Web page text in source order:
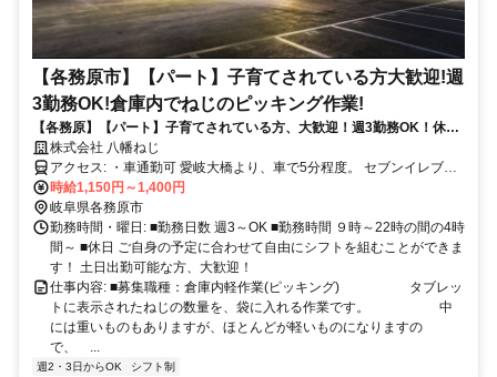
【各務原市】【パート】子育てされている方大歓迎!週
3勤務OK!倉庫内でねじのピッキング作業!
【各務原】【パート】子育てされている方、大歓迎！週3勤務OK！休み
も取りやすい！倉庫内ピッキング作業！
株式会社 八幡ねじ
アクセス: ・車通勤可 愛岐大橋より、車で5分程度。 セブンイレブン
の交差点を右に行くとあります！
時給1,150円～1,400円
岐阜県各務原市
勤務時間・曜日: ■勤務日数 週3～OK ■勤務時間 ９時～22時の間の4時
間～ ■休日 ご自身の予定に合わせて自由にシフトを組むことができま
す！ 土日出勤可能な方、大歓迎！
仕事内容: ■募集職種：倉庫内軽作業(ピッキング) タブレッ
トに表示されたねじの数量を、袋に入れる作業です。 中
には重いものもありますが、ほとんどが軽いものになりますの
で、 ...
週2・3日からOK シフト制